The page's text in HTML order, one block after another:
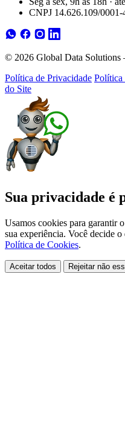
CNPJ 14.626.109/0001-
© 2026 Global Data Solutions
Política de Privacidade Política
do Site
Sua privacidade é
Usamos cookies para garantir
sua experiência. Você decide o
Política de Cookies.
Aceitar todos Rejeitar não